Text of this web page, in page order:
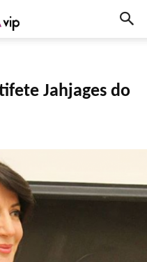
Jahjages do